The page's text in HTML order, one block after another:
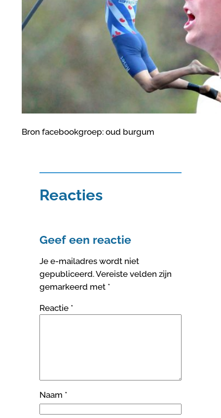
Bron facebookgroep: oud burgum
Reacties
Geef een reactie
Je e-mailadres wordt niet
gepubliceerd.Vereiste velden zijn
gemarkeerd met *
Reactie *
Naam *